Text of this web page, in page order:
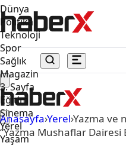
Dünya
Politika
Teknoloji
Spor
Sağlık
Magazin
3. Sayfa
Eğitim
Sinema
Yerel
Yaşam
Anasayfa›Yerel›Yazma ve
“Yazma Mushaflar Dairesi